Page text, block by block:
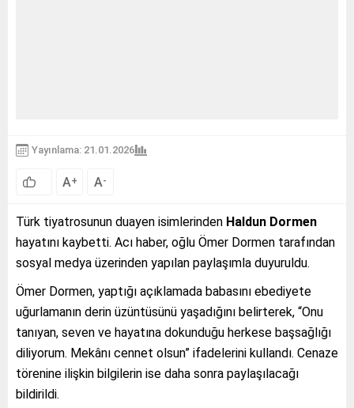
Yayınlama: 21.01.2026
A+ A-
Türk tiyatrosunun duayen isimlerinden Haldun Dormen
hayatını kaybetti. Acı haber, oğlu Ömer Dormen tarafından
sosyal medya üzerinden yapılan paylaşımla duyuruldu.
Ömer Dormen, yaptığı açıklamada babasını ebediyete
uğurlamanın derin üzüntüsünü yaşadığını belirterek, “Onu
tanıyan, seven ve hayatına dokunduğu herkese başsağlığı
diliyorum. Mekânı cennet olsun” ifadelerini kullandı. Cenaze
törenine ilişkin bilgilerin ise daha sonra paylaşılacağı
bildirildi.